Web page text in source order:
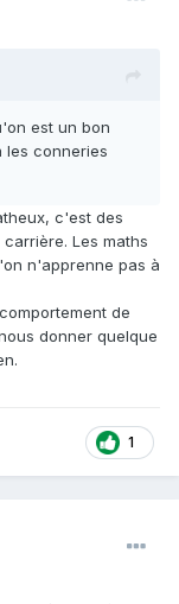
est un bon
les conneries
c'est des
Les maths
n'apprenne pas à
de
donner quelque
1